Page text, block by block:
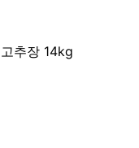
추장 14kg